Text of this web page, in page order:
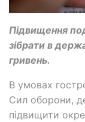
Підвищення
зібрати в
гривень.
В умовах
Сил оборони,
підвищити